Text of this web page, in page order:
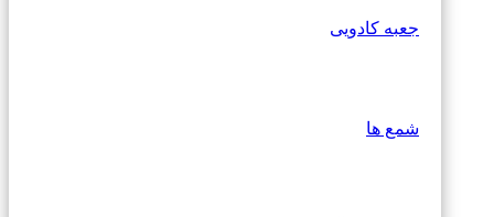
جعبه کادویی
شمع ها